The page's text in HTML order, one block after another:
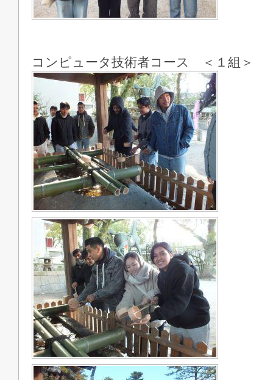
コンピュータ技術者コース ＜１組＞